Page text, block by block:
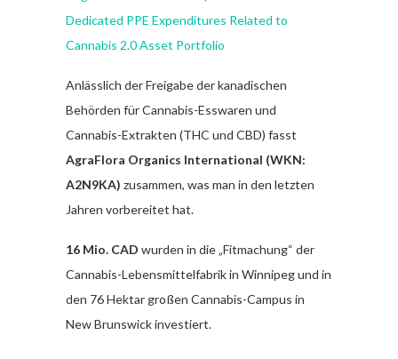
Dedicated PPE Expenditures Related to
Cannabis 2.0 Asset Portfolio
Anlässlich der Freigabe der kanadischen
Behörden für Cannabis-Esswaren und
Cannabis-Extrakten (THC und CBD) fasst
AgraFlora Organics International (WKN:
A2N9KA) zusammen, was man in den letzten
Jahren vorbereitet hat.
16 Mio. CAD wurden in die „Fitmachung“ der
Cannabis-Lebensmittelfabrik in Winnipeg und in
den 76 Hektar großen Cannabis-Campus in
New Brunswick investiert.